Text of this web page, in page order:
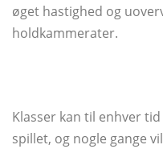
øget hastighed og
holdkammerater.
Klasser kan til enhver
spillet, og nogle gange